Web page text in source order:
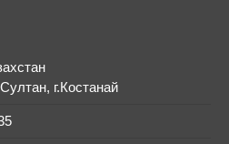
г.Костанай